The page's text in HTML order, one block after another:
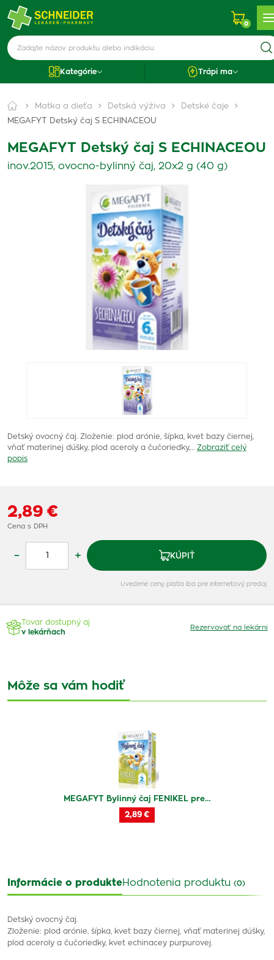
0
Kategórie Trápi ma
Matka a dieťa Detská výživa
Detské čaje
MEGAFYT Detský čaj S ECHINACEOU
MEGAFYT Detský čaj S ECHINACEOU
inov.2015, ovocno-bylinný čaj, 20x2 g (40 g)
Detský ovocný čaj. Zloženie: plod arónie, šípka, kvet bazy čiernej,
vňať materinej dúšky, plod aceroly a čučoriedky,…
Zobraziť celý
popis
2,89 €
Cena s DPH
– + KÚPIŤ
Uvedené ceny platia iba pre internetový predaj
Tovar dostupný aj
v lekárňach
Rezervovať na lekárni
Môže sa vám hodiť
MEGAFYT Bylinný čaj FENIKEL pre…
2,89 €
Informácie o produkteHodnotenia produktu (0)
Detský ovocný čaj.
Zloženie: plod arónie, šípka, kvet bazy čiernej, vňať materinej dúšky,
plod aceroly a čučoriedky, kvet echinacey purpurovej.